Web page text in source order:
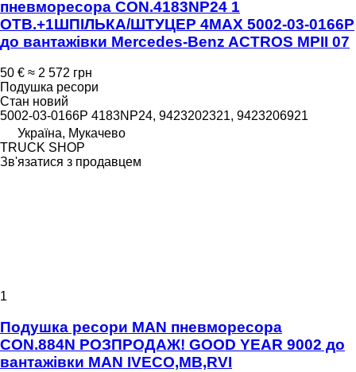
пневморесора CON.4183NP24 1
ОТВ.+1ШПІЛЬКА/ШТУЦЕР 4MAX 5002-03-0166P
до вантажівки Mercedes-Benz ACTROS MPII 07
50 € ≈ 2 572 грн
Подушка ресори
Стан новий
5002-03-0166P 4183NP24, 9423202321, 9423206921
Україна, Мукачево
TRUCK SHOP
Зв'язатися з продавцем
1
Подушка ресори MAN пневморесора
CON.884N РОЗПРОДАЖ! GOOD YEAR 9002 до
вантажівки MAN IVECO,MB,RVI